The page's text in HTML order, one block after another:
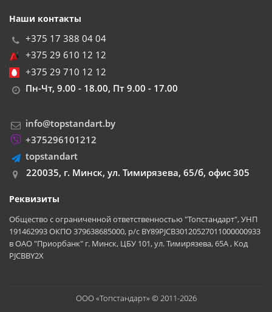
Наши контакты
+375 17 388 04 04
+375 29 610 12 12
+375 29 710 12 12
Пн-Чт, 9.00 - 18.00, Пт 9.00 - 17.00
info@topstandart.by
+375296101212
topstandart
220035, г. Минск, ул. Тимирязева, 65/б, офис 305
Реквизиты
Общество с ограниченной ответственностью "Топстандарт", УНП
191462993 ОКПО 379638685000, р/с BY89PJCB30120527011000000933
в ОАО "Приорбанк" г. Минск, ЦБУ 101, ул. Тимирязева, 65А , Код
PJCBBY2X
ООО «Топстандарт» © 2011-2026